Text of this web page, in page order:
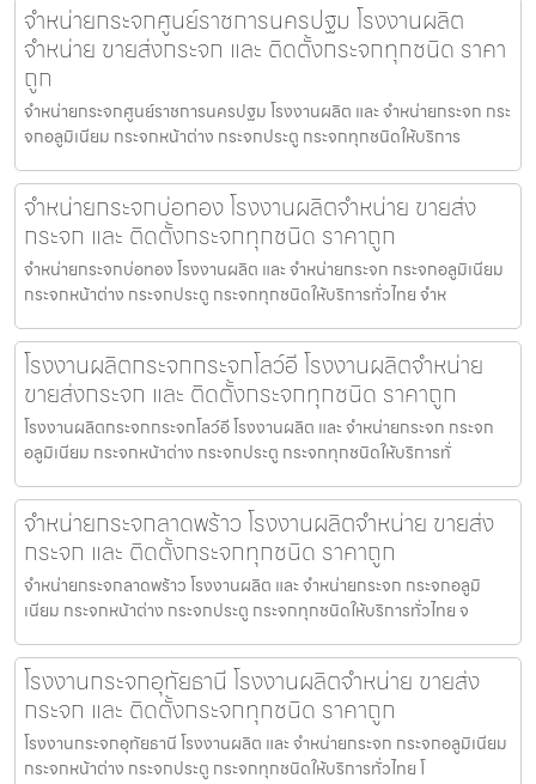
จำหน่ายกระจกศูนย์ราชการนครปฐม โรงงานผลิต
จำหน่าย ขายส่งกระจก และ ติดตั้งกระจกทุกชนิด ราคา
ถูก
จำหน่ายกระจกศูนย์ราชการนครปฐม โรงงานผลิต และ จำหน่ายกระจก กระ
จกอลูมิเนียม กระจกหน้าต่าง กระจกประตู กระจกทุกชนิดให้บริการ
จำหน่ายกระจกบ่อทอง โรงงานผลิตจำหน่าย ขายส่ง
กระจก และ ติดตั้งกระจกทุกชนิด ราคาถูก
จำหน่ายกระจกบ่อทอง โรงงานผลิต และ จำหน่ายกระจก กระจกอลูมิเนียม
กระจกหน้าต่าง กระจกประตู กระจกทุกชนิดให้บริการทั่วไทย จำห
โรงงานผลิตกระจกกระจกโลว์อี โรงงานผลิตจำหน่าย
ขายส่งกระจก และ ติดตั้งกระจกทุกชนิด ราคาถูก
โรงงานผลิตกระจกกระจกโลว์อี โรงงานผลิต และ จำหน่ายกระจก กระจก
อลูมิเนียม กระจกหน้าต่าง กระจกประตู กระจกทุกชนิดให้บริการทั่
จำหน่ายกระจกลาดพร้าว โรงงานผลิตจำหน่าย ขายส่ง
กระจก และ ติดตั้งกระจกทุกชนิด ราคาถูก
จำหน่ายกระจกลาดพร้าว โรงงานผลิต และ จำหน่ายกระจก กระจกอลูมิ
เนียม กระจกหน้าต่าง กระจกประตู กระจกทุกชนิดให้บริการทั่วไทย จ
โรงงานกระจกอุทัยธานี โรงงานผลิตจำหน่าย ขายส่ง
กระจก และ ติดตั้งกระจกทุกชนิด ราคาถูก
โรงงานกระจกอุทัยธานี โรงงานผลิต และ จำหน่ายกระจก กระจกอลูมิเนียม
กระจกหน้าต่าง กระจกประตู กระจกทุกชนิดให้บริการทั่วไทย โ